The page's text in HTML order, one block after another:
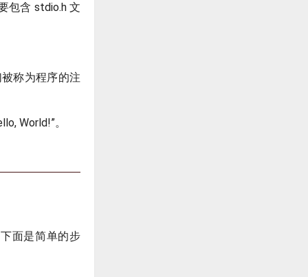
包含 stdio.h 文
称为程序的注
World!”。
面是简单的步